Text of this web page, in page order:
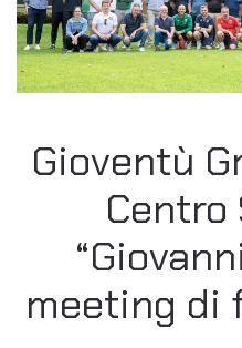
Gioventù
Centro
meeting di